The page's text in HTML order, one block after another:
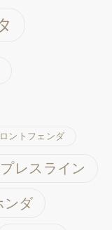
ントフェンダ
プレスライン
ンダ